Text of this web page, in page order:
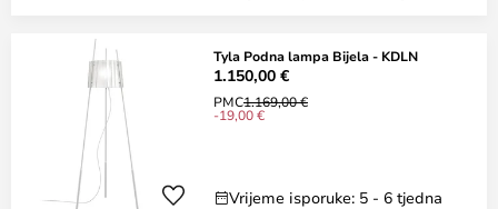
Tyla Podna lampa Bijela - KDLN
1.150,00 €
PMC1.169,00 €
-19,00 €
Vrijeme isporuke: 5 - 6 tjedna